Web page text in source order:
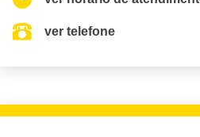
ver telefone